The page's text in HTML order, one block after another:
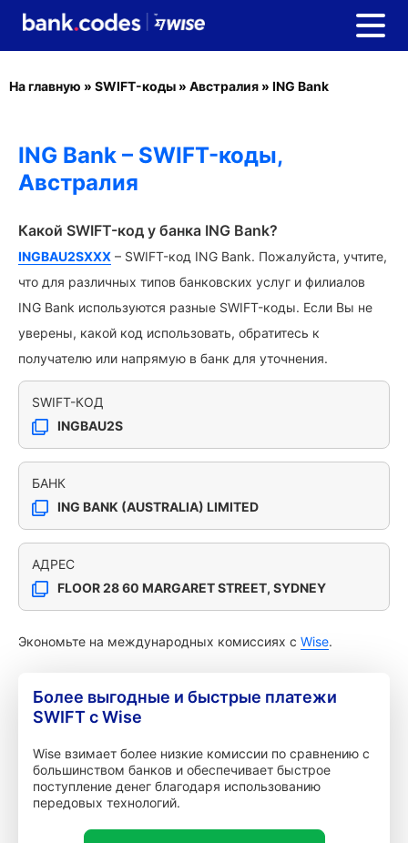
На главную » SWIFT-коды » Австралия » ING Bank
ING Bank – SWIFT-коды,
Австралия
Какой SWIFT-код у банка ING Bank?
INGBAU2SXXX – SWIFT-код ING Bank. Пожалуйста, учтите,
что для различных типов банковских услуг и филиалов
ING Bank используются разные SWIFT-коды. Если Вы не
уверены, какой код использовать, обратитесь к
получателю или напрямую в банк для уточнения.
SWIFT-КОД
INGBAU2S
БАНК
ING BANK (AUSTRALIA) LIMITED
АДРЕС
FLOOR 28 60 MARGARET STREET, SYDNEY
Экономьте на международных комиссиях с Wise.
Более выгодные и быстрые платежи
SWIFT с Wise
Wise взимает более низкие комиссии по сравнению с
большинством банков и обеспечивает быстрое
поступление денег благодаря использованию
передовых технологий.